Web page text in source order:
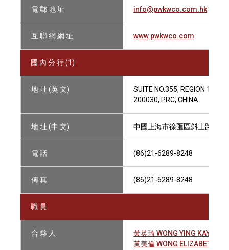
電 郵 地 址 info@pwkwco.com.hk
互 聯 網 網 址 www.pwkwco.com
國 內 分 行 (1)
地 址 (英 文)
SUITE NO.355, REGION 101,
200030, PRC, CHINA
地 址 (中 文) 中國上海市徐匯區斜土路
電 話 (86)21-6289-8248
傳 真 (86)21-6289-8248
職 員
合 夥 人
黃英琦 WONG YING KAY, ADA
黃美倫 WONG ELIZABETH